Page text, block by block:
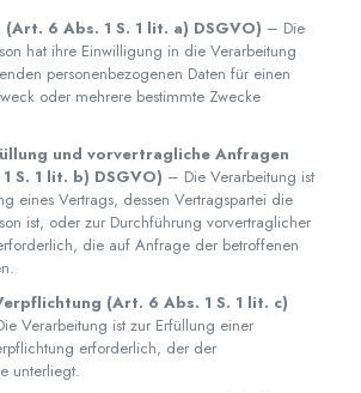
6 Abs. 1 S. 1 lit. a) DSGVO) – Die
hat ihre Einwilligung in die Verarbeitung
personenbezogenen Daten für einen
oder mehrere bestimmte Zwecke
und vorvertragliche Anfragen
S. 1 lit. b) DSGVO) – Die Verarbeitung ist
eines Vertrags, dessen Vertragspartei die
ist, oder zur Durchführung vorvertraglicher
die auf Anfrage der betroffenen
(Art. 6 Abs. 1 S. 1 lit. c)
Verarbeitung ist zur Erfüllung einer
erforderlich, der der
unterliegt.